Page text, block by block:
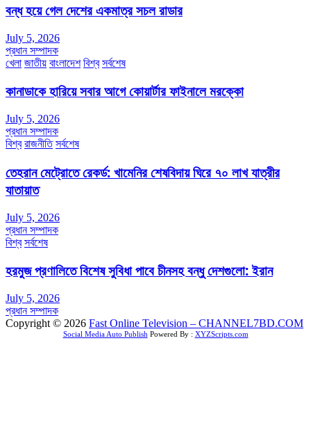
বন্ধ হয়ে গেল দেশের একমাত্র সচল রাডার
July 5, 2026
প্রধান সম্পাদক
খেলা জাতীয় বাংলাদেশ বিশ্ব সর্বশেষ
কানাডাকে হারিয়ে সবার আগে কোয়ার্টার ফাইনালে মরক্কো
July 5, 2026
প্রধান সম্পাদক
বিশ্ব রাজনীতি সর্বশেষ
তেহরান মেট্রোতে রেকর্ড: খামেনির শেষবিদায় ঘিরে ৭০ লাখ যাত্রীর
যাতায়াত
July 5, 2026
প্রধান সম্পাদক
বিশ্ব সর্বশেষ
হরমুজ প্রণালিতে বিশেষ সুবিধা পাবে চীনসহ বন্ধু দেশগুলো: ইরান
July 5, 2026
প্রধান সম্পাদক
Copyright © 2026 Fast Online Television – CHANNEL7BD.COM
Social Media Auto Publish Powered By : XYZScripts.com